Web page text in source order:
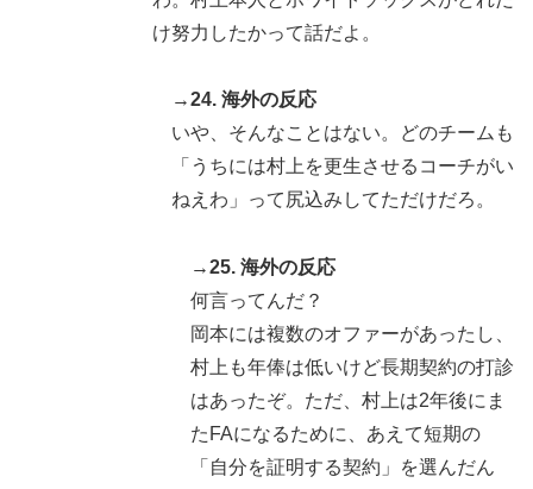
け努力したかって話だよ。
→24. 海外の反応
いや、そんなことはない。どのチームも
「うちには村上を更生させるコーチがい
ねえわ」って尻込みしてただけだろ。
→25. 海外の反応
何言ってんだ？
岡本には複数のオファーがあったし、
村上も年俸は低いけど長期契約の打診
はあったぞ。ただ、村上は2年後にま
たFAになるために、あえて短期の
「自分を証明する契約」を選んだん